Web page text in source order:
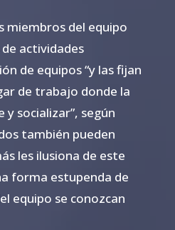
miembros del equipo
actividades
de equipos “y las fijan
de trabajo donde la
y socializar”, según
también pueden
les ilusiona de este
forma estupenda de
equipo se conozcan